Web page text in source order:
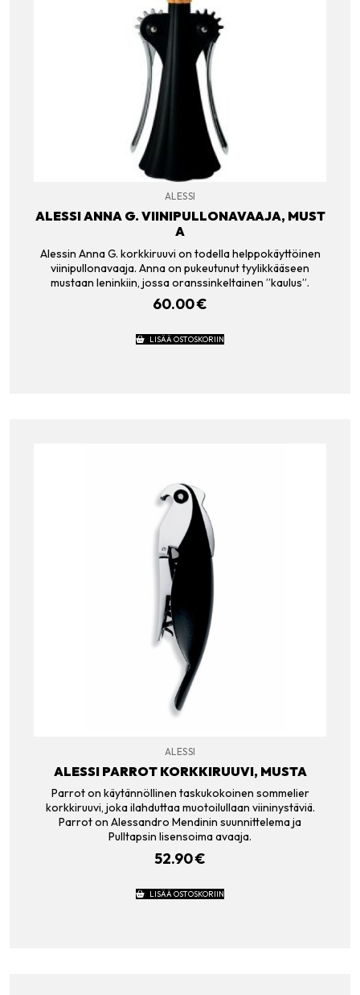
ALESSI
ALESSI ANNA G. VIINIPULLONAVAAJA, MUST
A
Alessin Anna G. korkkiruuvi on todella helppokäyttöinen
viinipullonavaaja. Anna on pukeutunut tyylikkääseen
mustaan leninkiin, jossa oranssinkeltainen ”kaulus”.
60.00€
LISÄÄ OSTOSKORIIN
ALESSI
ALESSI PARROT KORKKIRUUVI, MUSTA
Parrot on käytännöllinen taskukokoinen sommelier
korkkiruuvi, joka ilahduttaa muotoilullaan viininystäviä.
Parrot on Alessandro Mendinin suunnittelema ja
Pulltapsin lisensoima avaaja.
52.90€
LISÄÄ OSTOSKORIIN